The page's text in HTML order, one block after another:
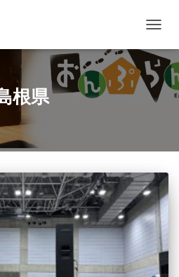
ビ
ゲ
ー
シ
ョ
え
根県